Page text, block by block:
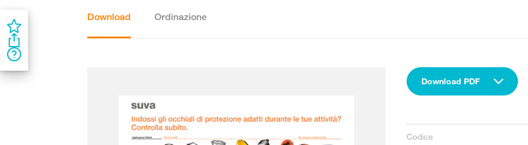
Download Ordinazione
Download PDF
Codice